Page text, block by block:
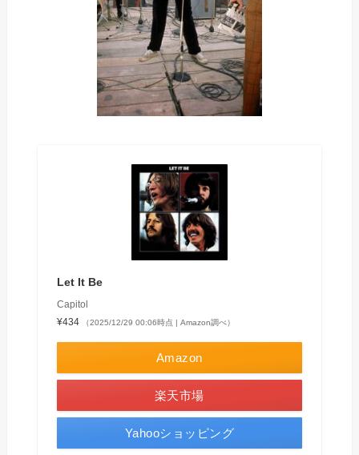
Let It Be
Capitol
¥434
（2025/12/29 00:06時点 | Amazon調べ）
Amazon
楽天市場
Yahooショッピング